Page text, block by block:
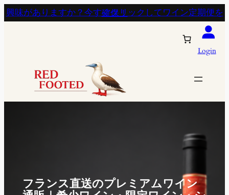
興味がありますか？今すぐクリックしてワイン定期便を確保！
Login
フランス直送のプレミアムワイン